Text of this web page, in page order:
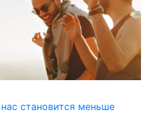
становится меньше